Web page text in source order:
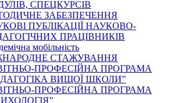
СПЕЦКУРСІВ
ЗАБЕЗПЕЧЕННЯ
ПУБЛІКАЦІЇ НАУКОВО-
ПРАЦІВНИКІВ
мобільність
СТАЖУВАННЯ
ПРОФЕСІЙНА ПРОГРАМА
ВИЩОЇ ШКОЛИ”
ПРОФЕСІЙНА ПРОГРАМА